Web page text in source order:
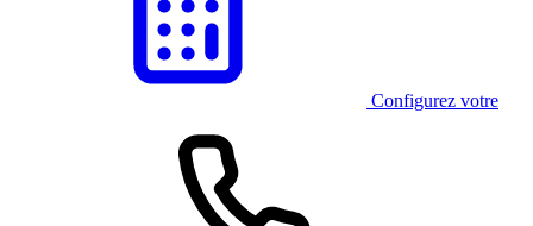
Configurez votre